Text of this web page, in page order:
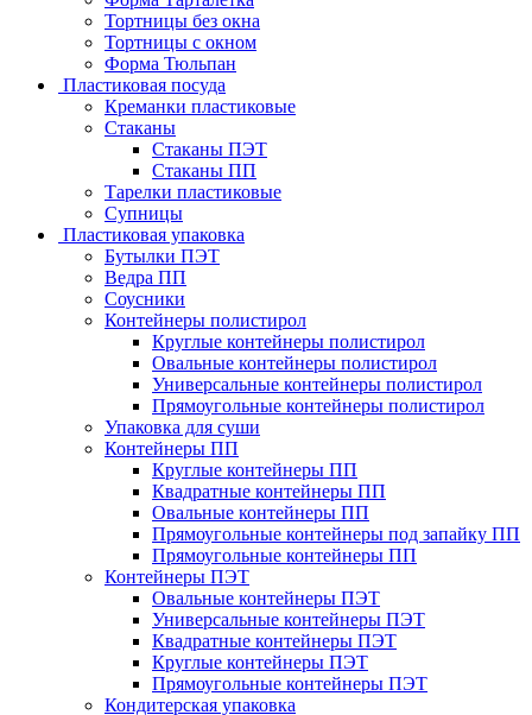
Тортницы без окна
Тортницы с окном
Форма Тюльпан
Пластиковая посуда
Креманки пластиковые
Стаканы
Стаканы ПЭТ
Стаканы ПП
Тарелки пластиковые
Супницы
Пластиковая упаковка
Бутылки ПЭТ
Ведра ПП
Соусники
Контейнеры полистирол
Круглые контейнеры полистирол
Овальные контейнеры полистирол
Универсальные контейнеры полистирол
Прямоугольные контейнеры полистирол
Упаковка для суши
Контейнеры ПП
Круглые контейнеры ПП
Квадратные контейнеры ПП
Овальные контейнеры ПП
Прямоугольные контейнеры под запайку ПП
Прямоугольные контейнеры ПП
Контейнеры ПЭТ
Овальные контейнеры ПЭТ
Универсальные контейнеры ПЭТ
Квадратные контейнеры ПЭТ
Круглые контейнеры ПЭТ
Прямоугольные контейнеры ПЭТ
Кондитерская упаковка